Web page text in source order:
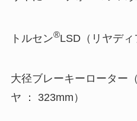
トルセン®LSD（リヤディ
大径ブレーキーローター
ヤ ： 323mm）